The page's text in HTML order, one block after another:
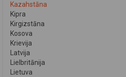
Kazahstāna
Kipra
Kirgizstāna
Kosova
Krievija
Latvija
Lielbritānija
Lietuva